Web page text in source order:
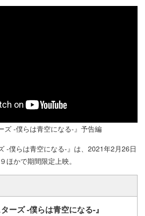
-僕らは青空になる-』予告編
-僕らは青空になる-』は、2021年2月26⽇
ほかで期間限定上映。
ーズ -僕らは青空になる-』